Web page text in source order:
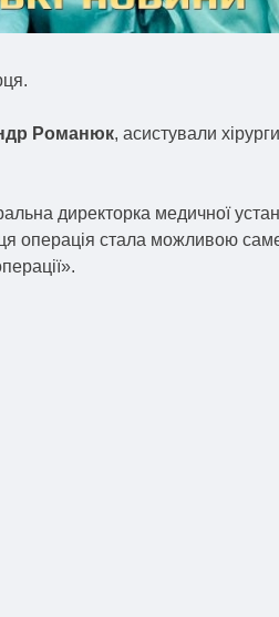
Романюк, асистували
директорка медичної
операція стала можливою